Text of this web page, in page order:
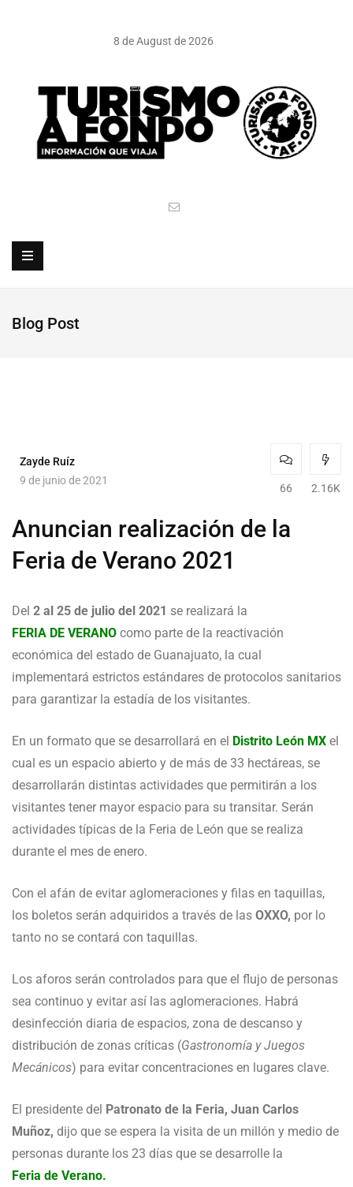
8 de August de 2026
Blog Post
Zayde Ruíz
9 de junio de 2021
66 2.16K
Anuncian realización de la
Feria de Verano 2021
Del 2 al 25 de julio del 2021 se realizará la
FERIA DE VERANO como parte de la reactivación
económica del estado de Guanajuato, la cual
implementará estrictos estándares de protocolos sanitarios
para garantizar la estadía de los visitantes.
En un formato que se desarrollará en el Distrito León MX el
cual es un espacio abierto y de más de 33 hectáreas, se
desarrollarán distintas actividades que permitirán a los
visitantes tener mayor espacio para su transitar. Serán
actividades típicas de la Feria de León que se realiza
durante el mes de enero.
Con el afán de evitar aglomeraciones y filas en taquillas,
los boletos serán adquiridos a través de las OXXO, por lo
tanto no se contará con taquillas.
Los aforos serán controlados para que el flujo de personas
sea continuo y evitar así las aglomeraciones. Habrá
desinfección diaria de espacios, zona de descanso y
distribución de zonas críticas (Gastronomía y Juegos
Mecánicos) para evitar concentraciones en lugares clave.
El presidente del Patronato de la Feria, Juan Carlos
Muñoz, dijo que se espera la visita de un millón y medio de
personas durante los 23 días que se desarrolle la
Feria de Verano.